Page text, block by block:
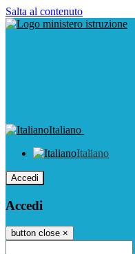
Salta al contenuto
Italiano
Italiano
Accedi
Accedi
button close ×